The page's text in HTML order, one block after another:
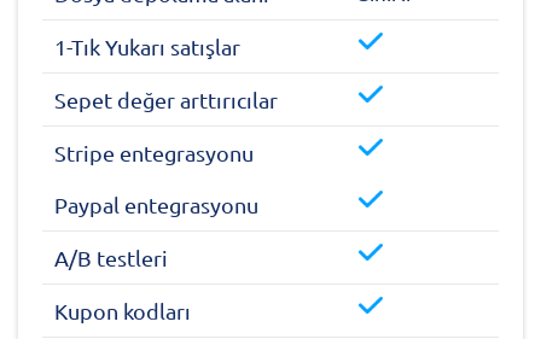
1-Tık Yukarı satışlar
Sepet değer arttırıcılar
Stripe entegrasyonu
Paypal entegrasyonu
A/B testleri
Kupon kodları